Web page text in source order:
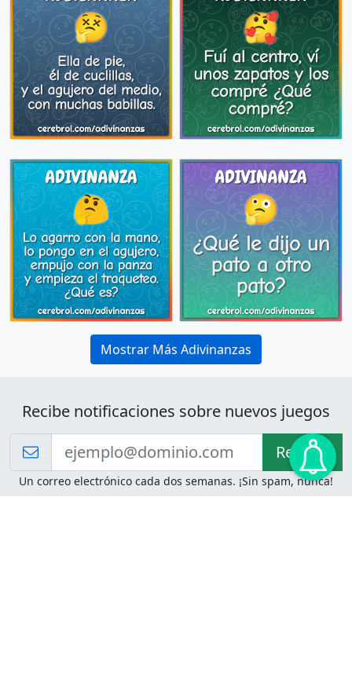
Mostrar Más Adivinanzas
Recibe notificaciones sobre nuevos juegos
Recibir!
Un correo electrónico cada dos semanas. ¡Sin spam, nunca!